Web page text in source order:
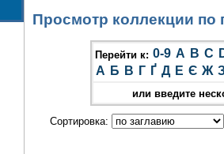
Просмотр коллекции по
Перейти к: 0-9 A B C
А Б В Г Ґ Д Е Є Ж
или введите
Сортировка: